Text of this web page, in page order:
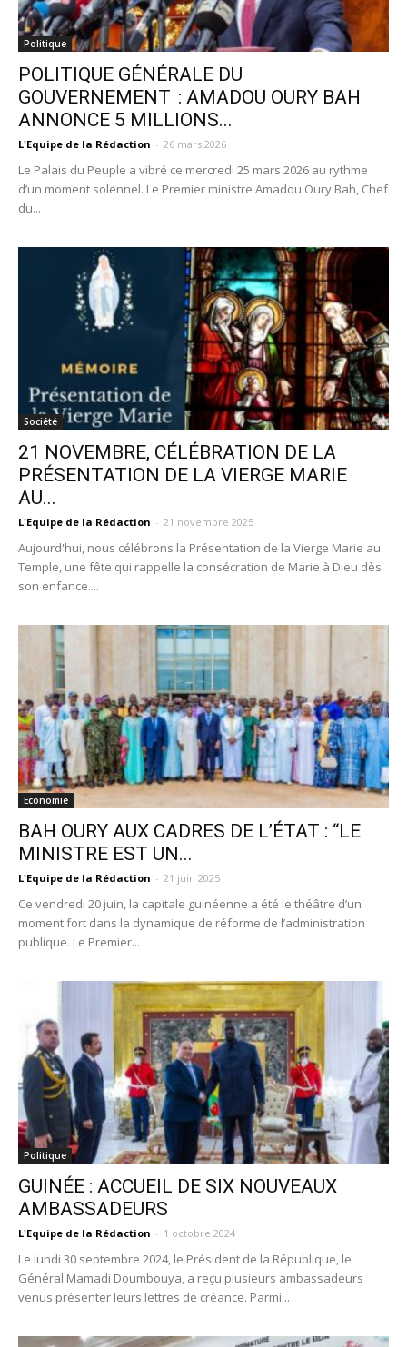
Politique
POLITIQUE GÉNÉRALE DU
GOUVERNEMENT : AMADOU OURY BAH
ANNONCE 5 MILLIONS...
L'Equipe de la Rédaction - 26 mars 2026
Le Palais du Peuple a vibré ce mercredi 25 mars 2026 au rythme
d’un moment solennel. Le Premier ministre Amadou Oury Bah, Chef
du...
Société
21 NOVEMBRE, CÉLÉBRATION DE LA
PRÉSENTATION DE LA VIERGE MARIE
AU...
L'Equipe de la Rédaction - 21 novembre 2025
Aujourd'hui, nous célébrons la Présentation de la Vierge Marie au
Temple, une fête qui rappelle la consécration de Marie à Dieu dès
son enfance....
Economie
BAH OURY AUX CADRES DE L’ÉTAT : “LE
MINISTRE EST UN...
L'Equipe de la Rédaction - 21 juin 2025
Ce vendredi 20 juin, la capitale guinéenne a été le théâtre d’un
moment fort dans la dynamique de réforme de l’administration
publique. Le Premier...
Politique
GUINÉE : ACCUEIL DE SIX NOUVEAUX
AMBASSADEURS
L'Equipe de la Rédaction - 1 octobre 2024
Le lundi 30 septembre 2024, le Président de la République, le
Général Mamadi Doumbouya, a reçu plusieurs ambassadeurs
venus présenter leurs lettres de créance. Parmi...